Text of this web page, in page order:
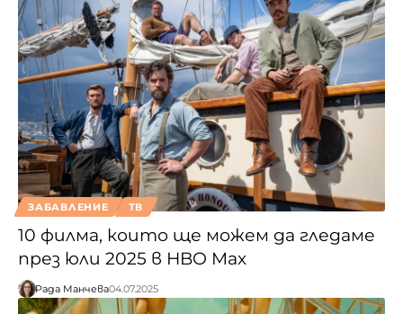
ЗАБАВЛЕНИЕ ТВ
10 филма, които ще можем да гледаме
през юли 2025 в HBO Max
Рада Манчева04.07.2025